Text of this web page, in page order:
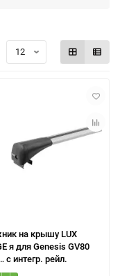
на крышу LUX
я для Genesis GV80
с интегр. рейл.